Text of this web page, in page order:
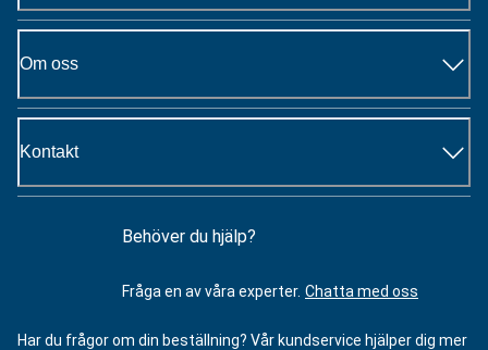
Om oss
Kontakt
Behöver du hjälp?
Fråga en av våra experter. Chatta med oss
Har du frågor om din beställning? Vår kundservice hjälper dig mer